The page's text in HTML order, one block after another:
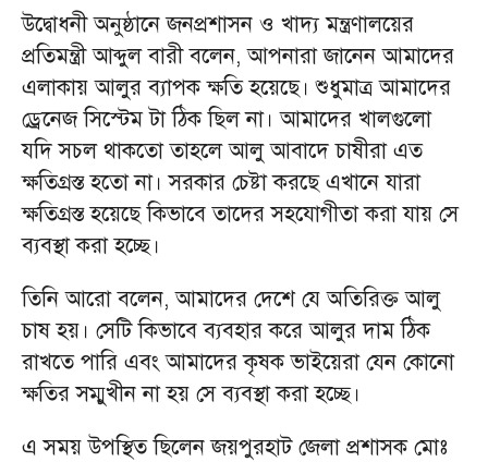
উদ্বোধনী অনুষ্ঠানে জনপ্রশাসন ও খাদ্য মন্ত্রণালয়ের
প্রতিমন্ত্রী আব্দুল বারী বলেন, আপনারা জানেন আমাদের
এলাকায় আলুর ব্যাপক ক্ষতি হয়েছে। শুধুমাত্র আমাদের
ড্রেনেজ সিস্টেম টা ঠিক ছিল না। আমাদের খালগুলো
যদি সচল থাকতো তাহলে আলু আবাদে চাষীরা এত
ক্ষতিগ্রস্ত হতো না। সরকার চেষ্টা করছে এখানে যারা
ক্ষতিগ্রস্ত হয়েছে কিভাবে তাদের সহযোগীতা করা যায় সে
ব্যবস্থা করা হচ্ছে।
তিনি আরো বলেন, আমাদের দেশে যে অতিরিক্ত আলু
চাষ হয়। সেটি কিভাবে ব্যবহার করে আলুর দাম ঠিক
রাখতে পারি এবং আমাদের কৃষক ভাইয়েরা যেন কোনো
ক্ষতির সম্মুখীন না হয় সে ব্যবস্থা করা হচ্ছে।
এ সময় উপস্থিত ছিলেন জয়পুরহাট জেলা প্রশাসক মোঃ